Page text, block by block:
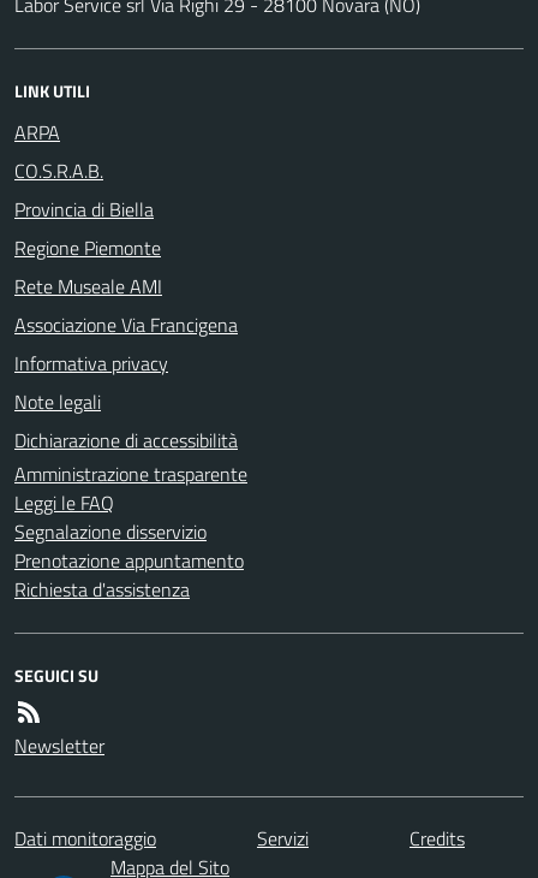
LINK UTILI
ARPA
CO.S.R.A.B.
Provincia di Biella
Regione Piemonte
Rete Museale AMI
Associazione Via Francigena
Informativa privacy
Note legali
Dichiarazione di accessibilità
Amministrazione trasparente
Leggi le FAQ
Segnalazione disservizio
Prenotazione appuntamento
Richiesta d'assistenza
SEGUICI SU
Newsletter
Dati monitoraggio Servizi
Credits
Mappa del Sito